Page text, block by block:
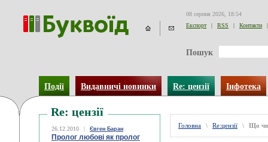
08 серпня 2026, 18:54
Експорт
| RSS | Контакти |
Пошук
Події Видавничі новинки Re: цензії Інфотека
Re: цензії
26.12.2010 | Євген Баран
Пролог любові як пролог
Головна \ Re:цензії \ Що